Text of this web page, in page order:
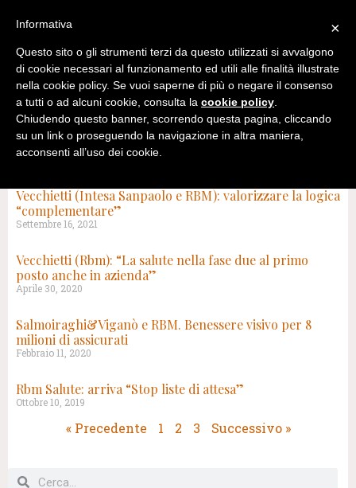
Vecchietti (Intesa Sanpaolo e RBM): valorizzare la logica
“complementare”
Settembre 16, 2021
Vecchietti (Rbm): “La salute nella fase due al primo
posto anche in azienda”
Aprile 30, 2020
Salmoiraghi&Viganò e RBM. Benessere visivo per 8
milioni di assicurati
Febbraio 11, 2020
Rbm Salute: arriva “Stop liste di attesa”
Ottobre 10, 2019
« Precedente 1 2 3 Successivo »
×
Informativa
Questo sito o gli strumenti terzi da questo utilizzati si avvalgono
di cookie necessari al funzionamento ed utili alle finalità illustrate
nella cookie policy. Se vuoi saperne di più o negare il consenso
a tutti o ad alcuni cookie, consulta la cookie policy.
Chiudendo questo banner, scorrendo questa pagina, cliccando
su un link o proseguendo la navigazione in altra maniera,
acconsenti all’uso dei cookie.